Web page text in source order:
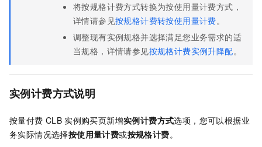
将按规格计费方式转换为按使用量计费方式，
详情请参见按规格计费转按使用量计费。
调整现有实例规格并选择满足您业务需求的适
当规格，详情请参见按规格计费实例升降配。
实例计费方式说明
按量付费 CLB 实例购买页新增实例计费方式选项，您可以根据业
务实际情况选择按使用量计费或按规格计费。